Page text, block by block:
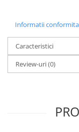
Informatii
Caracteristici
Review-uri(0)